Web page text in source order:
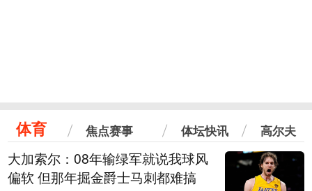
体育 焦点赛事 体坛快讯 高尔夫
大加索尔：08年输绿军就说我球风
偏软 但那年掘金爵士马刺都难搞